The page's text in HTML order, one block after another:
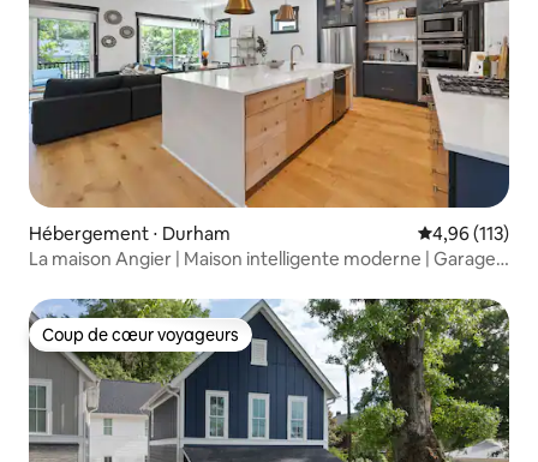
Hébergement ⋅ Durham Évaluation
4,96 (113)
La maison Angier | Maison intelligente moderne | Garage
Coup de cœur voyageurs
Coup de cœur voyageurs